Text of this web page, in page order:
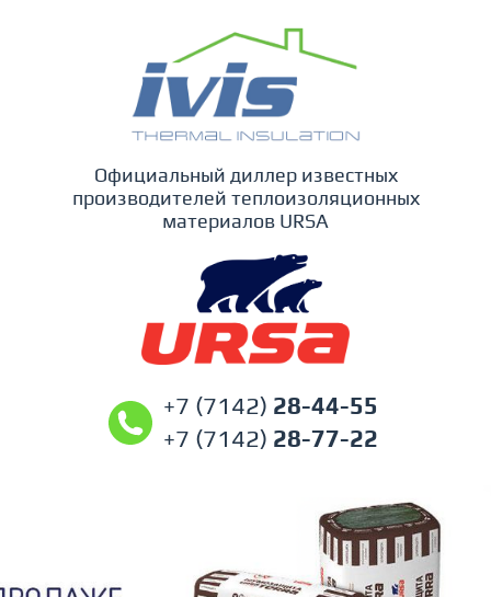
Официальный диллер известных
производителей теплоизоляционных
материалов URSA
+7 (7142) 28-44-55
+7 (7142) 28-77-22